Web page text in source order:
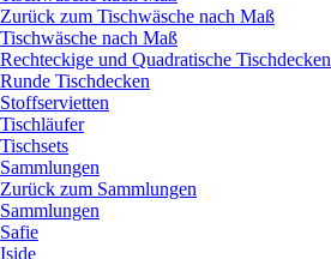
Zurück zum Tischwäsche nach Maß
Tischwäsche nach Maß
Rechteckige und Quadratische Tischdecken
Runde Tischdecken
Stoffservietten
Tischläufer
Tischsets
Sammlungen
Zurück zum Sammlungen
Sammlungen
Safie
Iside